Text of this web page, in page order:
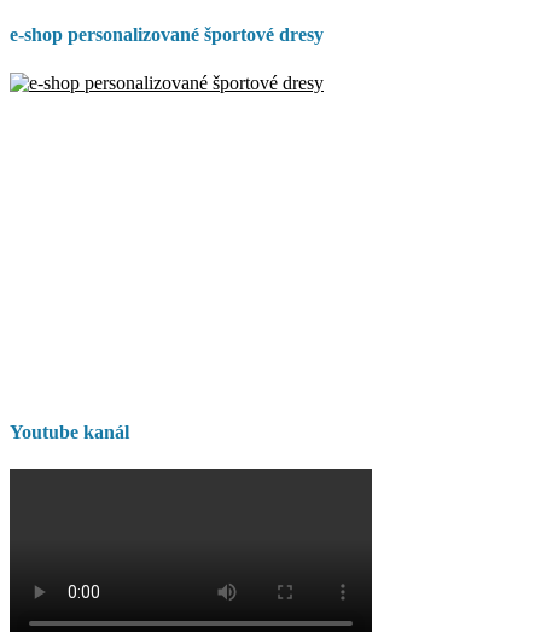
e-shop personalizované športové dresy
Youtube kanál